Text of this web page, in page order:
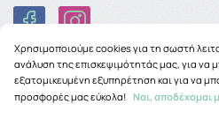
Copyright © 2026
Χρησιμοποιούμε cookies για τη σωστή
ανάλυση της επισκεψιμότητάς μας, για να
εξατομικευμένη εξυπηρέτηση και για να
προσφορές μας εύκολα! Ναι, αποδέχομαι